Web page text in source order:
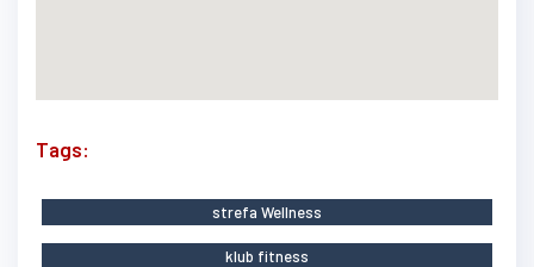
Tags:
strefa Wellness
klub fitness